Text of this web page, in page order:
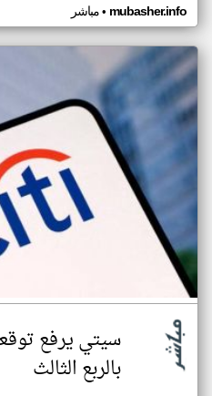
مباشر• mubasher.info
سيتي يرفع
بالربع الثالث